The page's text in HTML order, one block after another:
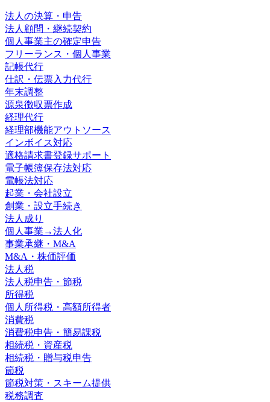
法人の決算・申告
法人顧問・継続契約
個人事業主の確定申告
フリーランス・個人事業
記帳代行
仕訳・伝票入力代行
年末調整
源泉徴収票作成
経理代行
経理部機能アウトソース
インボイス対応
適格請求書登録サポート
電子帳簿保存法対応
電帳法対応
起業・会社設立
創業・設立手続き
法人成り
個人事業→法人化
事業承継・M&A
M&A・株価評価
法人税
法人税申告・節税
所得税
個人所得税・高額所得者
消費税
消費税申告・簡易課税
相続税・資産税
相続税・贈与税申告
節税
節税対策・スキーム提供
税務調査